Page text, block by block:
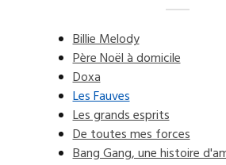
Billie Melody
Père Noël à domicile
Doxa
Les Fauves
Les grands esprits
De toutes mes forces
Bang Gang, une histoire